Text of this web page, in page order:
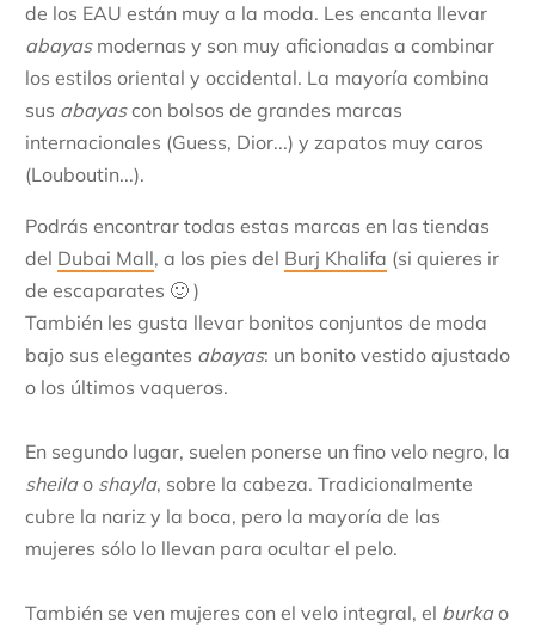
de los EAU están muy a la moda. Les encanta llevar
abayas modernas y son muy aficionadas a combinar
los estilos oriental y occidental. La mayoría combina
sus abayascon bolsos de grandes marcas
internacionales (Guess, Dior...) y zapatos muy caros
(Louboutin...).
Podrás encontrar todas estas marcas en las tiendas
del Dubai Mall, a los pies del Burj Khalifa (si quieres ir
de escaparates 🙂 )
También les gusta llevar bonitos conjuntos de moda
bajo sus elegantes abayas: un bonito vestido ajustado
o los últimos vaqueros.
En segundo lugar, suelen ponerse un fino velo negro, la
sheilao shayla, sobre la cabeza. Tradicionalmente
cubre la nariz y la boca, pero la mayoría de las
mujeres sólo lo llevan para ocultar el pelo.
También se ven mujeres con el velo integral, el burkao